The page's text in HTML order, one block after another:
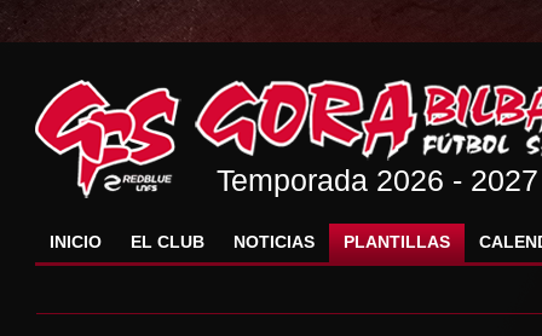
Temporada 2026 - 2027
INICIO EL CLUB NOTICIAS PLANTILLAS